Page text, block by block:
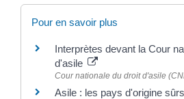
Pour en savoir plus
Interprètes devant la Cour
d'asile
Cour nationale du droit d'asile
Asile : les pays d'origine sûrs